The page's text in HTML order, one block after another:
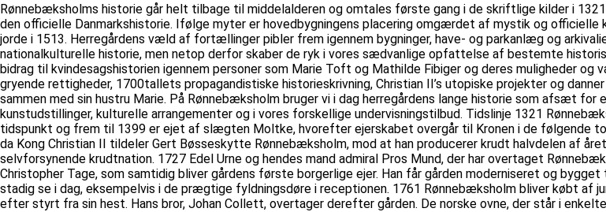
Rønnebæksholms historie går helt tilbage til middelalderen og omtales første gang i de skriftlige kilder i
den officielle Danmarkshistorie. Ifølge myter er hovedbygningens placering omgærdet af mystik og
jorde i 1513. Herregårdens væld af fortællinger pibler frem igennem bygninger, have- og parkanlæg og
nationalkulturelle historie, men netop derfor skaber de ryk i vores sædvanlige opfattelse af bestemte
bidrag til kvindesagshistorien igennem personer som Marie Toft og Mathilde Fibiger og deres muligheder
gryende rettigheder, 1700tallets propagandistiske historieskrivning, Christian II’s utopiske projekter og
sammen med sin hustru Marie. På Rønnebæksholm bruger vi i dag herregårdens lange historie som afsæt
kunstudstillinger, kulturelle arrangementer og i vores forskellige undervisningstilbud. Tidslinje 1321
tidspunkt og frem til 1399 er ejet af slægten Moltke, hvorefter ejerskabet overgår til Kronen i de følgende
da Kong Christian II tildeler Gert Bøsseskytte Rønnebæksholm, mod at han producerer krudt halvdelen af
selvforsynende krudtnation. 1727 Edel Urne og hendes mand admiral Pros Mund, der har overtaget
Christopher Tage, som samtidig bliver gårdens første borgerlige ejer. Han får gården moderniseret og
stadig se i dag, eksempelvis i de prægtige fyldningsdøre i receptionen. 1761 Rønnebæksholm bliver købt af
efter styrt fra sin hest. Hans bror, Johan Collett, overtager derefter gården. De norske ovne, der står i